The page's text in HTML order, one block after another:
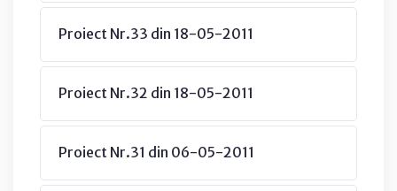
Proiect Nr.33 din 18-05-2011
Proiect Nr.32 din 18-05-2011
Proiect Nr.31 din 06-05-2011